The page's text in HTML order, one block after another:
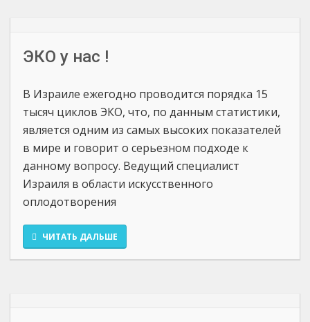
ЭКО у нас !
В Израиле ежегодно проводится порядка 15
тысяч циклов ЭКО, что, по данным статистики,
является одним из самых высоких показателей
в мире и говорит о серьезном подходе к
данному вопросу. Ведущий специалист
Израиля в области искусственного
оплодотворения
ЧИТАТЬ ДАЛЬШЕ